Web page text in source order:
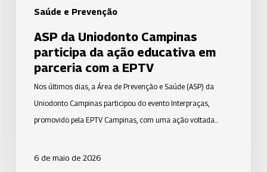
Saúde e Prevenção
com
EPTVASP da Uniodonto Campinas
participa da ação educativa em
parceria com a EPTV
Nos últimos dias, a Área de Prevenção e Saúde (ASP) da
Uniodonto Campinas participou do evento Interpraças,
promovido pela EPTV Campinas, com uma ação voltada…
6 de maio de 2026